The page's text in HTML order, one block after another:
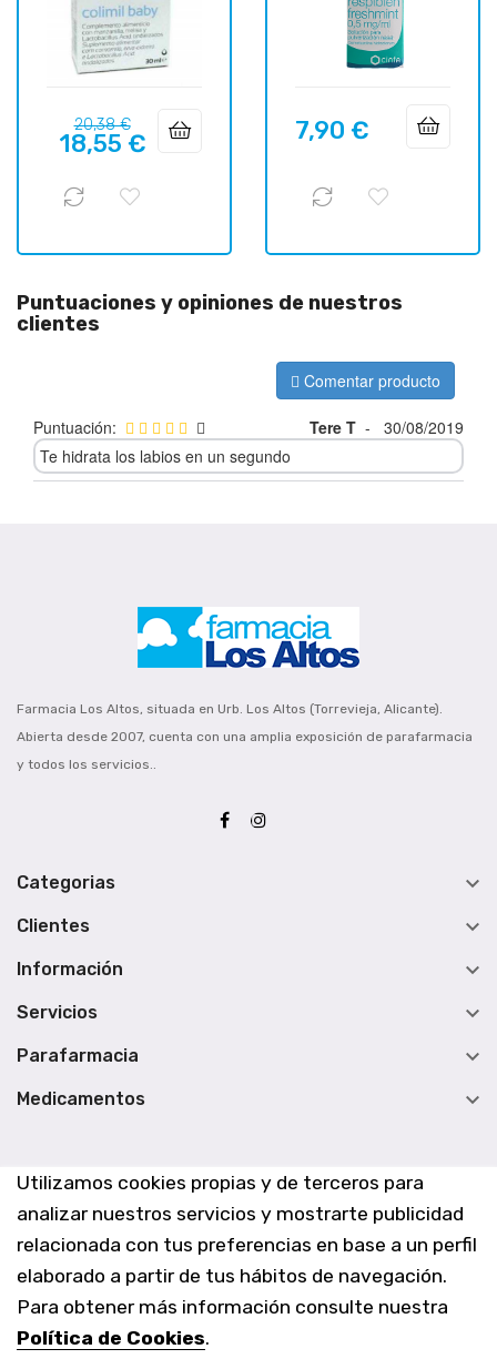
Utilizamos cookies propias y de terceros para
analizar nuestros servicios y mostrarte publicidad
relacionada con tus preferencias en base a un perfil
elaborado a partir de tus hábitos de navegación.
Para obtener más información consulte nuestra
Política de Cookies.
Precio
regular
20,38 €Precio
18,55 € Precio
7,90 €
Puntuaciones y opiniones de nuestros
clientes
Comentar producto
Puntuación: Tere T -
30/08/2019
Te hidrata los labios en un segundo
Farmacia Los Altos, situada en Urb. Los Altos (Torrevieja, Alicante).
Abierta desde 2007, cuenta con una amplia exposición de parafarmacia
y todos los servicios..
Categorias 
Clientes 
Información 
Servicios 
Parafarmacia 
Medicamentos 